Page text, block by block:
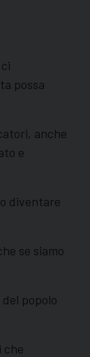
possa
anche
e
diventare
se siamo
popolo
che